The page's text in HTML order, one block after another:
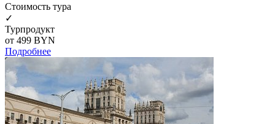
Cтоимость тура
✓
Турпродукт
от 499 BYN
Подробнее